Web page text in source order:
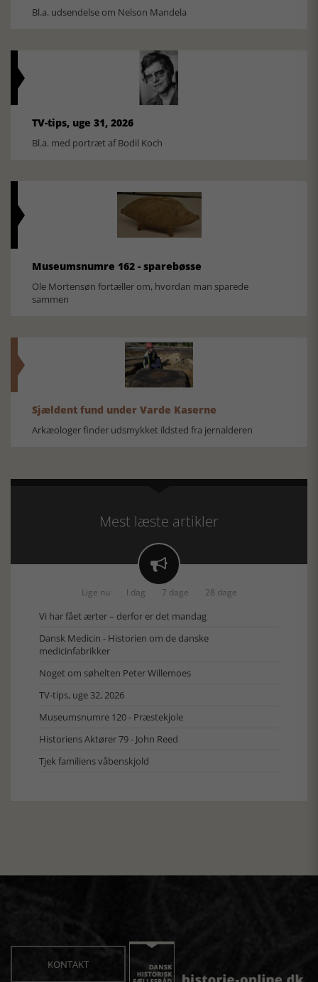
Bl.a. udsendelse om Nelson Mandela
TV-tips, uge 31, 2026
Bl.a. med portræt af Bodil Koch
Museumsnumre 162 - sparebøsse
Ole Mortensøn fortæller om, hvordan man sparede
sammen
Sjældent fund under Varde Kaserne
Arkæologer finder udsmykket ildsted fra jernalderen
Mest læste artikler

Lige nu I dag 7 dage 28 dage
Vi har fået ærter – derfor er det mandag
Dansk Medicin - Historien om de danske
medicinfabrikker
Noget om søhelten Peter Willemoes
TV-tips, uge 32, 2026
Museumsnumre 120 - Præstekjole
Historiens Aktører 79 - John Reed
Tjek familiens våbenskjold
KONTAKT